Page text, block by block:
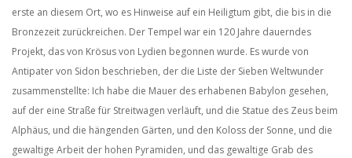
erste an diesem Ort, wo es Hinweise auf ein Heiligtum gibt, die bis in die
Bronzezeit zurückreichen. Der Tempel war ein 120 Jahre dauerndes
Projekt, das von Krösus von Lydien begonnen wurde. Es wurde von
Antipater von Sidon beschrieben, der die Liste der Sieben Weltwunder
zusammenstellte: Ich habe die Mauer des erhabenen Babylon gesehen,
auf der eine Straße für Streitwagen verläuft, und die Statue des Zeus beim
Alphäus, und die hängenden Gärten, und den Koloss der Sonne, und die
gewaltige Arbeit der hohen Pyramiden, und das gewaltige Grab des